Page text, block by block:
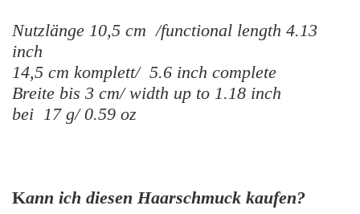
Nutzlänge 10,5 cm /functional length 4.13
inch
14,5 cm komplett/ 5.6 inch complete
Breite bis 3 cm/ width up to 1.18 inch
bei 17 g/ 0.59 oz
Kann ich diesen Haarschmuck kaufen?